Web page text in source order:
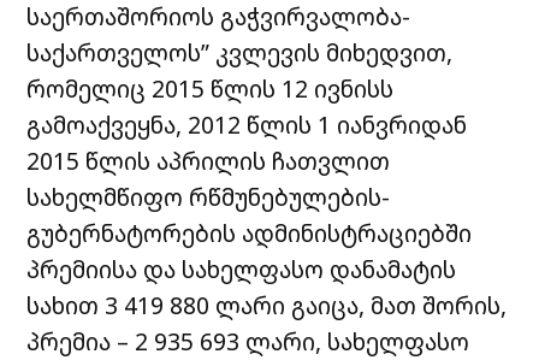
საერთაშორიოს გაჭვირვალობა-
საქართველოს” კვლევის მიხედვით,
რომელიც 2015 წლის 12 ივნისს
გამოაქვეყნა, 2012 წლის 1 იანვრიდან
2015 წლის აპრილის ჩათვლით
სახელმწიფო რწმუნებულების-
გუბერნატორების ადმინისტრაციებში
პრემიისა და სახელფასო დანამატის
სახით 3 419 880 ლარი გაიცა, მათ შორის,
პრემია – 2 935 693 ლარი, სახელფასო